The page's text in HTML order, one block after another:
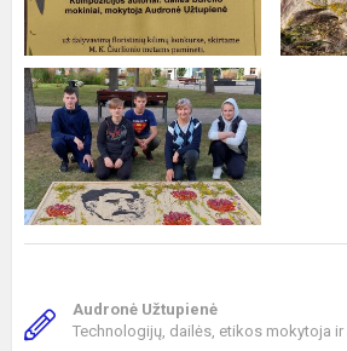
Audronė Užtupienė
Technologijų, dailės, etikos mokytoja